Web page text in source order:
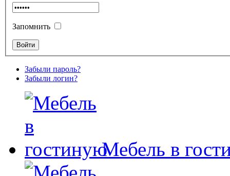
Запомнить
Забыли пароль?
Забыли логин?
Мебель в